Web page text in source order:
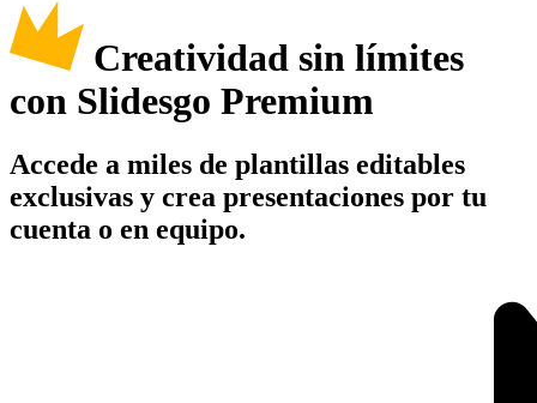
Creatividad sin límites
con Slidesgo Premium
Accede a miles de plantillas editables
exclusivas y crea presentaciones por tu
cuenta o en equipo.